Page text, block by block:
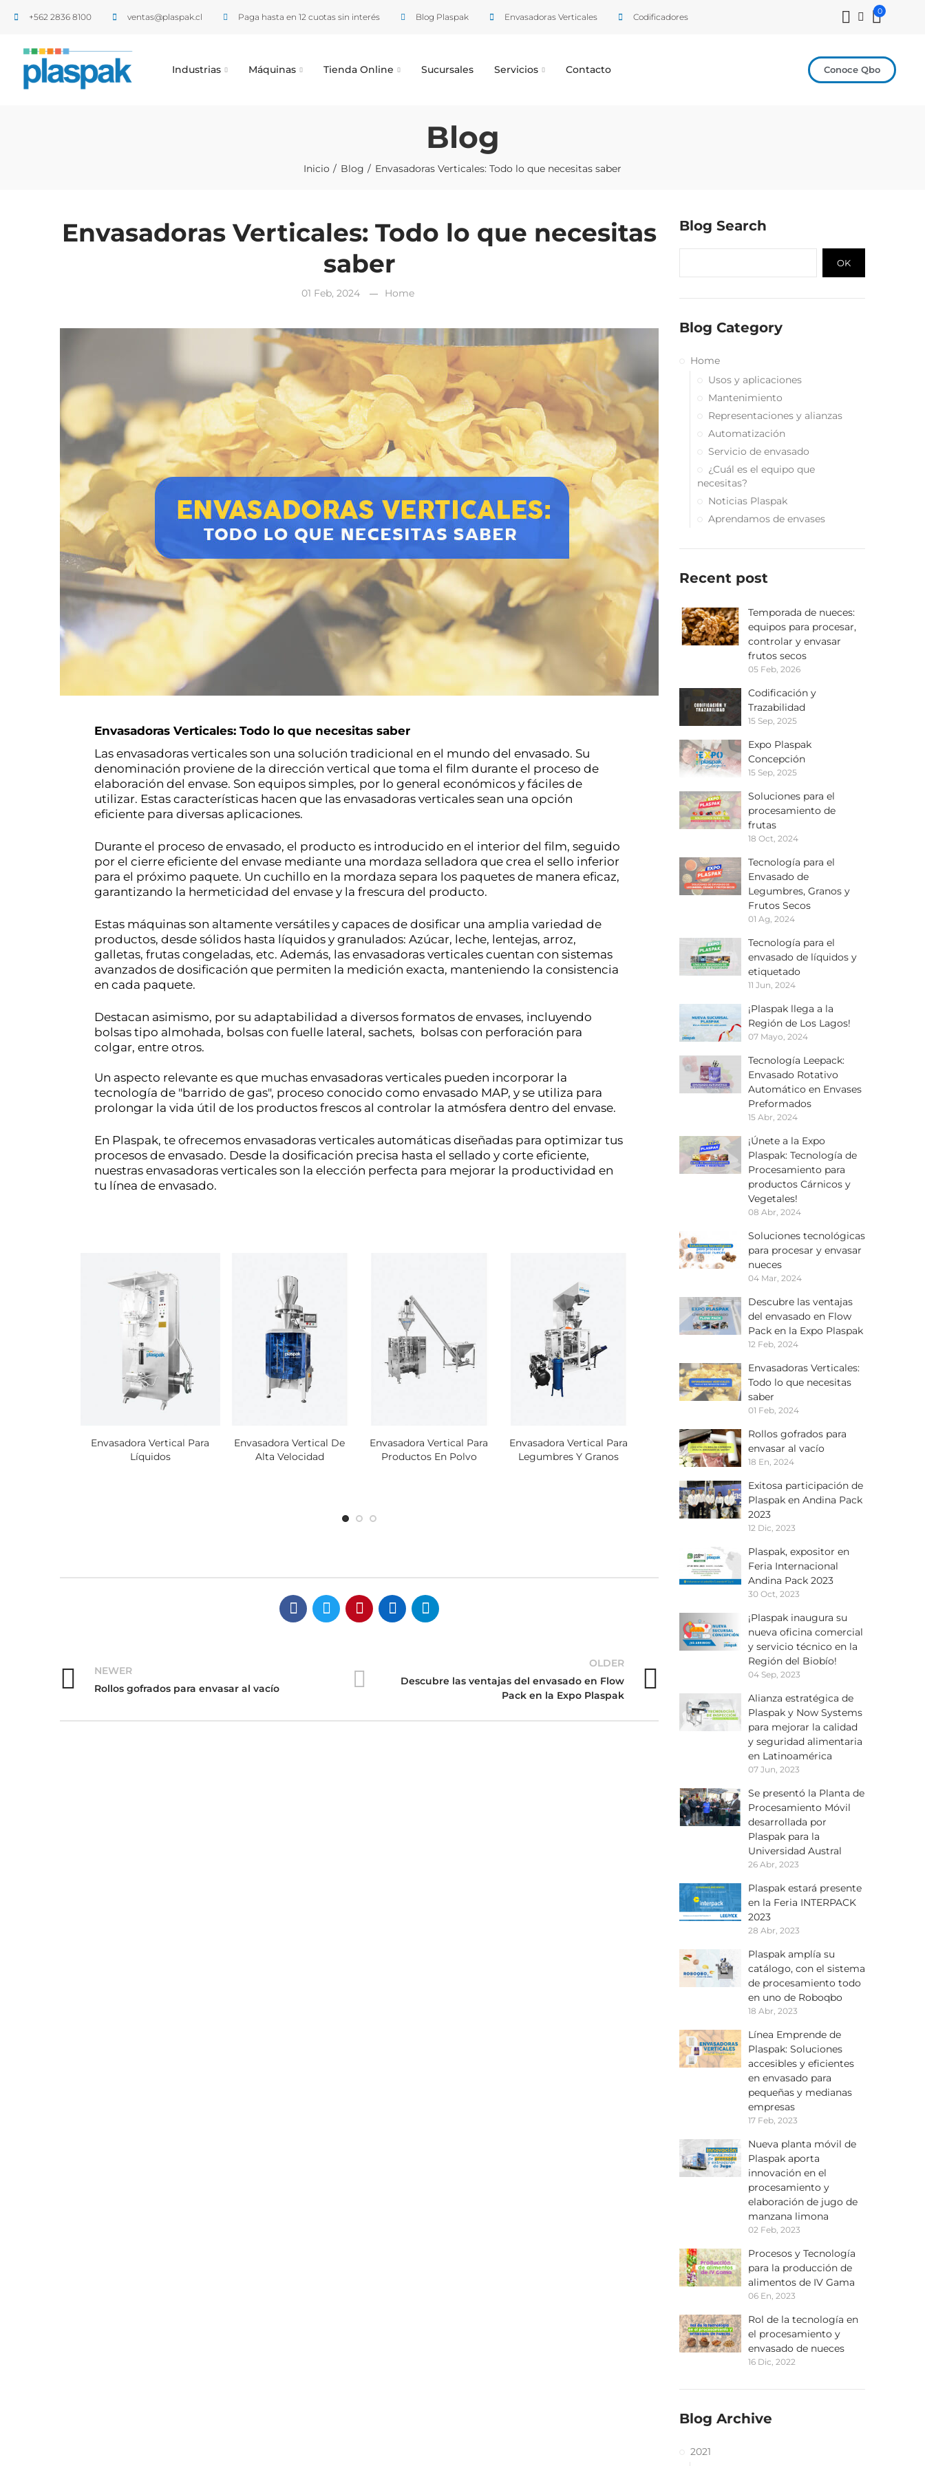
+562 2836 8100​ ventas@plaspak.cl Paga hasta en 12 cuotas sin interés Blog Plaspak Envasadoras Verticales Codificadores
0
Industrias Máquinas Tienda Online Sucursales Servicios Contacto Conoce Qbo
Blog
Inicio Blog Envasadoras Verticales: Todo lo que necesitas saber
Envasadoras Verticales: Todo lo que necesitas
saber
01 Feb, 2024 Home
Envasadoras Verticales: Todo lo que necesitas saber
Las envasadoras verticales son una solución tradicional en el mundo del envasado. Su
denominación proviene de la dirección vertical que toma el film durante el proceso de
elaboración del envase. Son equipos simples, por lo general económicos y fáciles de
utilizar. Estas características hacen que las envasadoras verticales sean una opción
eficiente para diversas aplicaciones.
Durante el proceso de envasado, el producto es introducido en el interior del film, seguido
por el cierre eficiente del envase mediante una mordaza selladora que crea el sello inferior
para el próximo paquete. Un cuchillo en la mordaza separa los paquetes de manera eficaz,
garantizando la hermeticidad del envase y la frescura del producto.
Estas máquinas son altamente versátiles y capaces de dosificar una amplia variedad de
productos, desde sólidos hasta líquidos y granulados: Azúcar, leche, lentejas, arroz,
galletas, frutas congeladas, etc. Además, las envasadoras verticales cuentan con sistemas
avanzados de dosificación que permiten la medición exacta, manteniendo la consistencia
en cada paquete.
Destacan asimismo, por su adaptabilidad a diversos formatos de envases, incluyendo
bolsas tipo almohada, bolsas con fuelle lateral, sachets,  bolsas con perforación para
colgar, entre otros.
Un aspecto relevante es que muchas envasadoras verticales pueden incorporar la
tecnología de "barrido de gas", proceso conocido como envasado MAP, y se utiliza para
prolongar la vida útil de los productos frescos al controlar la atmósfera dentro del envase.
En Plaspak, te ofrecemos envasadoras verticales automáticas diseñadas para optimizar tus
procesos de envasado. Desde la dosificación precisa hasta el sellado y corte eficiente,
nuestras envasadoras verticales son la elección perfecta para mejorar la productividad en
tu línea de envasado.
Envasadora Vertical Para
Líquidos
Envasadora Vertical De
Alta Velocidad
Envasadora Vertical Para
Productos En Polvo
Envasadora Vertical Para
Legumbres Y Granos
Envasadora Vertical Para
Snacks
Envasadora Vertical Para
NEWER
Rollos gofrados para envasar al vacío
OLDER
Descubre las ventajas del envasado en Flow
Pack en la Expo Plaspak
Blog Search
OK
Blog Category
Home
Usos y aplicaciones
Mantenimiento
Representaciones y alianzas
Automatización
Servicio de envasado
¿Cuál es el equipo que
necesitas?
Noticias Plaspak
Aprendamos de envases
Recent post
Temporada de nueces:
equipos para procesar,
controlar y envasar
frutos secos
05 Feb, 2026
Codificación y
Trazabilidad
15 Sep, 2025
Expo Plaspak
Concepción
15 Sep, 2025
Soluciones para el
procesamiento de
frutas
18 Oct, 2024
Tecnología para el
Envasado de
Legumbres, Granos y
Frutos Secos
01 Ag, 2024
Tecnología para el
envasado de líquidos y
etiquetado
11 Jun, 2024
¡Plaspak llega a la
Región de Los Lagos!
07 Mayo, 2024
Tecnología Leepack:
Envasado Rotativo
Automático en Envases
Preformados
15 Abr, 2024
¡Únete a la Expo
Plaspak: Tecnología de
Procesamiento para
productos Cárnicos y
Vegetales!
08 Abr, 2024
Soluciones tecnológicas
para procesar y envasar
nueces
04 Mar, 2024
Descubre las ventajas
del envasado en Flow
Pack en la Expo Plaspak
12 Feb, 2024
Envasadoras Verticales:
Todo lo que necesitas
saber
01 Feb, 2024
Rollos gofrados para
envasar al vacío
18 En, 2024
Exitosa participación de
Plaspak en Andina Pack
2023
12 Dic, 2023
Plaspak, expositor en
Feria Internacional
Andina Pack 2023
30 Oct, 2023
¡Plaspak inaugura su
nueva oficina comercial
y servicio técnico en la
Región del Biobío!
04 Sep, 2023
Alianza estratégica de
Plaspak y Now Systems
para mejorar la calidad
y seguridad alimentaria
en Latinoamérica
07 Jun, 2023
Se presentó la Planta de
Procesamiento Móvil
desarrollada por
Plaspak para la
Universidad Austral
26 Abr, 2023
Plaspak estará presente
en la Feria INTERPACK
2023
28 Abr, 2023
Plaspak amplía su
catálogo, con el sistema
de procesamiento todo
en uno de Roboqbo
18 Abr, 2023
Línea Emprende de
Plaspak: Soluciones
accesibles y eficientes
en envasado para
pequeñas y medianas
empresas
17 Feb, 2023
Nueva planta móvil de
Plaspak aporta
innovación en el
procesamiento y
elaboración de jugo de
manzana limona
02 Feb, 2023
Procesos y Tecnología
para la producción de
alimentos de IV Gama
06 En, 2023
Rol de la tecnología en
el procesamiento y
envasado de nueces
16 Dic, 2022
Blog Archive
2021